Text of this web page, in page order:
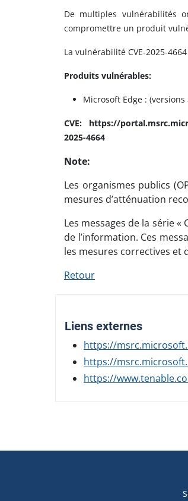
De multiples vulnérabilités
compromettre un produit
La vulnérabilité CVE-2025-
Produits vulnérables:
Microsoft Edge :
CVE: https://
2025-4664
Note:
Les organismes publics
mesures d’atténuation
Les messages de la série
de l’information. Ces
les mesures correctives et
Retour
Liens externes
https://
https://
https://